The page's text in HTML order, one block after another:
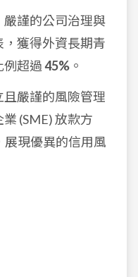
嚴謹的公司治理與
獲得外資長期青
例超過45% 。
且嚴謹的風險管理
(SME) 放款方
展現優異的信用風